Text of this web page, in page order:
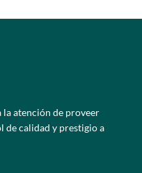
la atención de proveer
de calidad y prestigio a